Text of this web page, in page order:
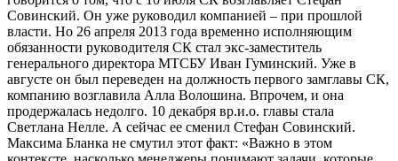
Совинский. Он уже руководил компанией – при прошлой
власти. Но 26 апреля 2013 года временно исполняющим
обязанности руководителя СК стал экс-заместитель
генерального директора МТСБУ Иван Гуминский. Уже в
августе он был переведен на должность первого замглавы СК,
компанию возглавила Алла Волошина. Впрочем, и она
продержалась недолго. 10 декабря вр.и.о. главы стала
Светлана Нелле. А сейчас ее сменил Стефан Совинский.
Максима Бланка не смутил этот факт: «Важно в этом